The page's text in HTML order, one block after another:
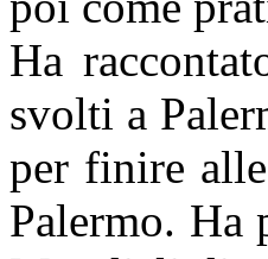
Ha
svolti a
per finire
Palermo. Ha